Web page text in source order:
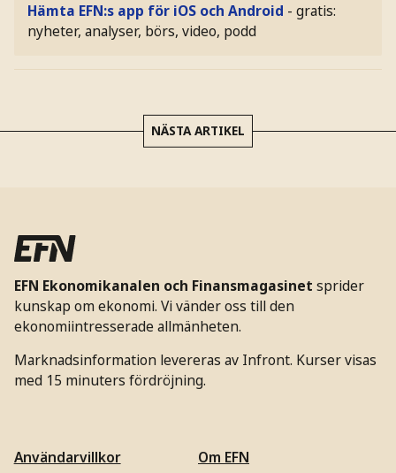
Hämta EFN:s app för iOS och Android - gratis:
nyheter, analyser, börs, video, podd
NÄSTA ARTIKEL
EFN Ekonomikanalen och Finansmagasinet sprider
kunskap om ekonomi. Vi vänder oss till den
ekonomiintresserade allmänheten.
Marknadsinformation levereras av Infront. Kurser visas
med 15 minuters fördröjning.
Användarvillkor
Om EFN